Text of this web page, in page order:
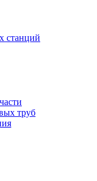
станций
труб